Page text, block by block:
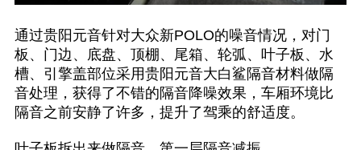
通过贵阳元音针对大众新POLO的噪音情况，对门
板、门边、底盘、顶棚、尾箱、轮弧、叶子板、水
槽、引擎盖部位采用贵阳元音大白鲨隔音材料做隔
音处理，获得了不错的隔音降噪效果，车厢环境比
隔音之前安静了许多，提升了驾乘的舒适度。